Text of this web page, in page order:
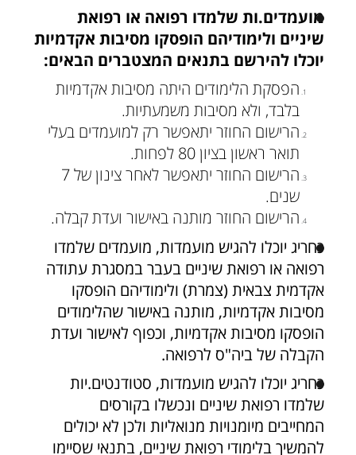
מועמדים.ות שלמדו רפואה או רפואת
שיניים ולימודיהם הופסקו מסיבות אקדמיות
יוכלו להירשם בתנאים המצטברים הבאים:
הפסקת הלימודים היתה מסיבות אקדמיות
בלבד, ולא מסיבות משמעתיות.
הרישום החוזר יתאפשר רק למועמדים בעלי
תואר ראשון בציון 80 לפחות.
הרישום החוזר יתאפשר לאחר צינון של 7
שנים.
הרישום החוזר מותנה באישור ועדת קבלה.
כחריג יוכלו להגיש מועמדות, מועמדים שלמדו
רפואה או רפואת שיניים בעבר במסגרת עתודה
אקדמית צבאית (צמרת) ולימודיהם הופסקו
מסיבות אקדמיות, מותנה באישור שהלימודים
הופסקו מסיבות אקדמיות, וכפוף לאישור ועדת
הקבלה של ביה"ס לרפואה.
כחריג יוכלו להגיש מועמדות, סטודנטים.יות
שלמדו רפואת שיניים ונכשלו בקורסים
המחייבים מיומנויות מנואליות ולכן לא יכולים
להמשיך בלימודי רפואת שיניים, בתנאי שסיימו